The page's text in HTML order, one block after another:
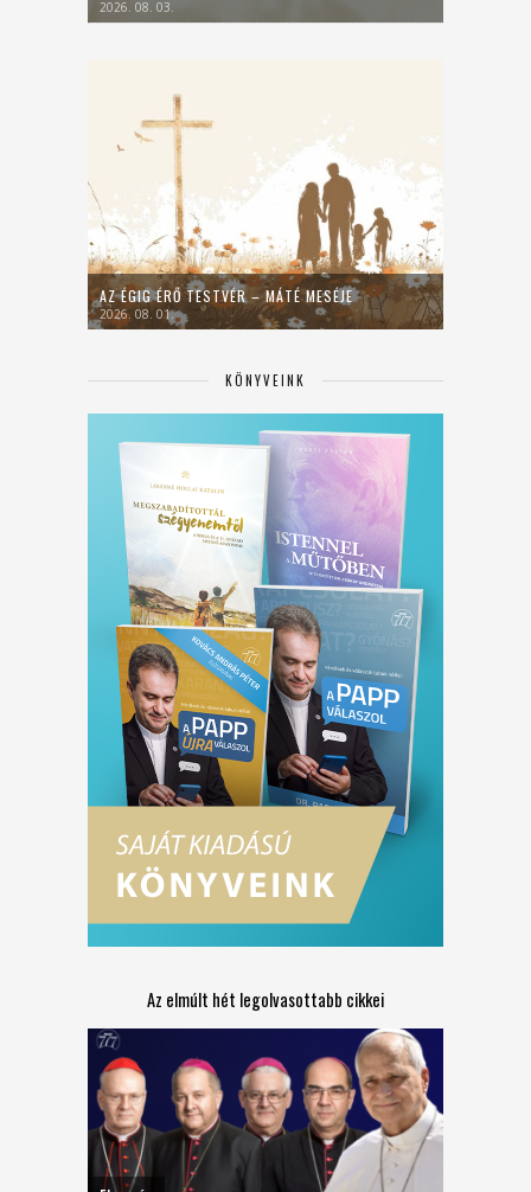
2026. 08. 03.
AZ ÉGIG ÉRŐ TESTVÉR – MÁTÉ MESÉJE
2026. 08. 01.
KÖNYVEINK
Az elmúlt hét legolvasottabb cikkei